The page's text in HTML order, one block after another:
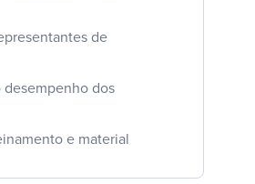
de
dos
e material